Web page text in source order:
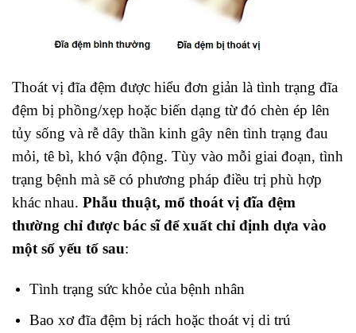
Thoát vị đĩa đệm được hiểu đơn giản là tình trạng đĩa
đệm bị phồng/xẹp hoặc biến dạng từ đó chèn ép lên
tủy sống và rễ dây thần kinh gây nên tình trạng đau
mỏi, tê bì, khó vận động. Tùy vào mỗi giai đoạn, tình
trạng bệnh mà sẽ có phương pháp điều trị phù hợp
khác nhau. Phẫu thuật, mổ thoát vị đĩa đệm
thường chỉ được bác sĩ để xuất chỉ định dựa vào
một số yếu tố sau:
Tình trạng sức khỏe của bệnh nhân
Bao xơ đĩa đệm bị rách hoặc thoát vị di trú